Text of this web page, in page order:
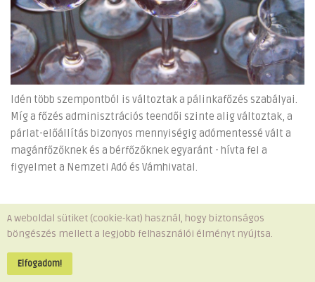
Idén több szempontból is változtak a pálinkafőzés szabályai.
Míg a főzés adminisztrációs teendői szinte alig változtak, a
párlat-előállítás bizonyos mennyiségig adómentessé vált a
magánfőzőknek és a bérfőzőknek egyaránt - hívta fel a
figyelmet a Nemzeti Adó és Vámhivatal.
Minden jog fenntartva © 2026 Telki Község Önkormányzata
A weboldal sütiket (cookie-kat) használ, hogy biztonságos
böngészés mellett a legjobb felhasználói élményt nyújtsa.
Elfogadom!